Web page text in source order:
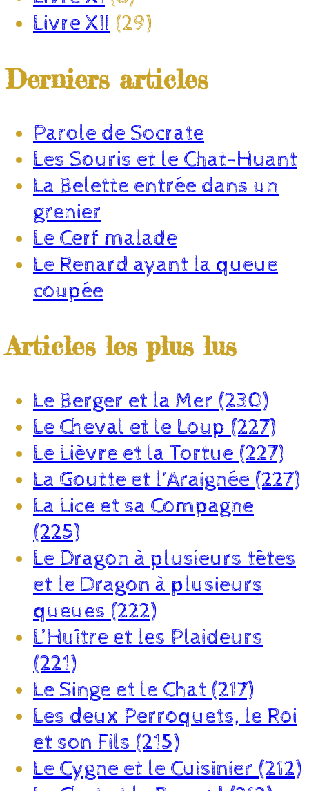
Livre XII (29)
Derniers articles
Parole de Socrate
Les Souris et le Chat-Huant
La Belette entrée dans un
grenier
Le Cerf malade
Le Renard ayant la queue
coupée
Articles les plus lus
Le Berger et la Mer (230)
Le Cheval et le Loup (227)
Le Lièvre et la Tortue (227)
La Goutte et l’Araignée (227)
La Lice et sa Compagne
(225)
Le Dragon à plusieurs têtes
et le Dragon à plusieurs
queues (222)
L’Huître et les Plaideurs
(221)
Le Singe et le Chat (217)
Les deux Perroquets, le Roi
et son Fils (215)
Le Cygne et le Cuisinier (212)